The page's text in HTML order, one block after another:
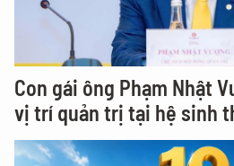
Con gái ông Phạm Nhật
vị trí quản trị tại hệ sinh